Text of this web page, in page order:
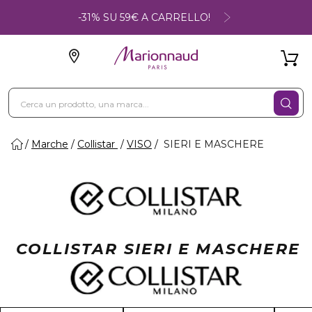
-31% SU 59€ A CARRELLO!
Marche Collistar VISO SIERI E MASCHERE
COLLISTAR SIERI E MASCHERE